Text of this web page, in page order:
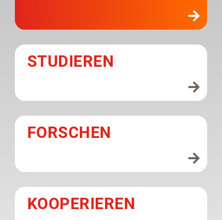
STUDIEREN
FORSCHEN
KOOPERIEREN